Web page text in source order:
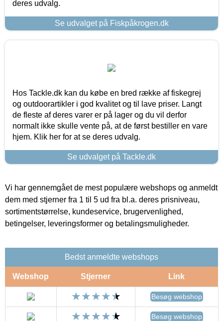
deres udvalg.
Se udvalget på Fiskpåkrogen.dk
Hos Tackle.dk kan du købe en bred række af fiskegrej
og outdoorartikler i god kvalitet og til lave priser. Langt
de fleste af deres varer er på lager og du vil derfor
normalt ikke skulle vente på, at de først bestiller en vare
hjem. Klik her for at se deres udvalg.
Se udvalget på Tackle.dk
Vi har gennemgået de mest populære webshops og anmeldt
dem med stjerner fra 1 til 5 ud fra bl.a. deres prisniveau,
sortimentstørrelse, kundeservice, brugervenlighed,
betingelser, leveringsformer og betalingsmuligheder.
Bedst anmeldte webshops
Webshop Stjerner Link
Besøg webshop
Besøg webshop